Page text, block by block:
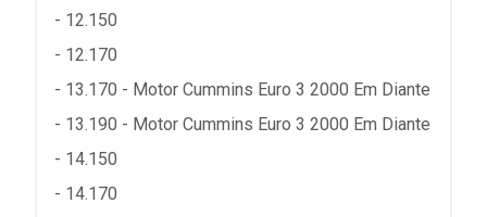
- 12.150
- 12.170
- 13.170 - Motor Cummins Euro 3 2000 Em Diante
- 13.190 - Motor Cummins Euro 3 2000 Em Diante
- 14.150
- 14.170